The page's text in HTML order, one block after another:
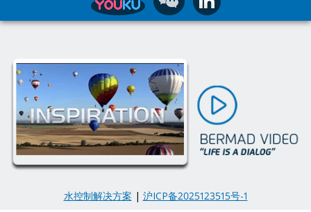
水控制解决方案 | 沪ICP备2025123515号-1